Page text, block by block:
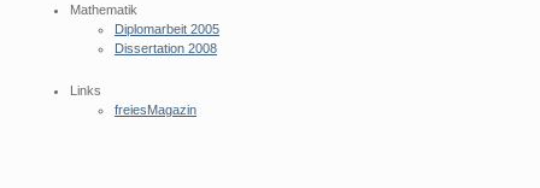
Mathematik
Diplomarbeit 2005
Dissertation 2008
Links
freiesMagazin